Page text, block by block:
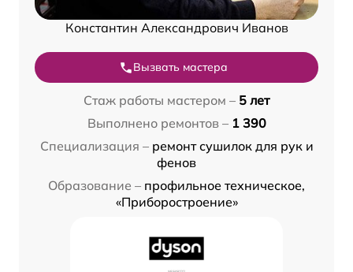
Константин Александрович Иванов
Вызвать мастера
Стаж работы мастером – 5 лет
Выполнено ремонтов – 1 390
Специализация – ремонт сушилок для рук и
фенов
Образование – профильное техническое,
«Приборостроение»